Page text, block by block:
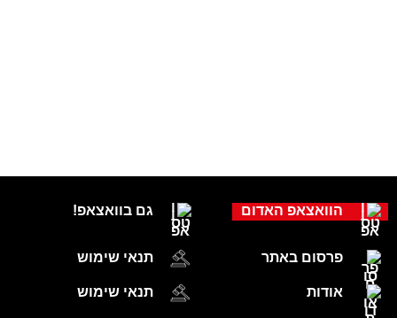
גם בוואצאפ!
תנאי שימוש
תנאי שימוש
הוואצאפ האדום
פרסום באתר
אודות